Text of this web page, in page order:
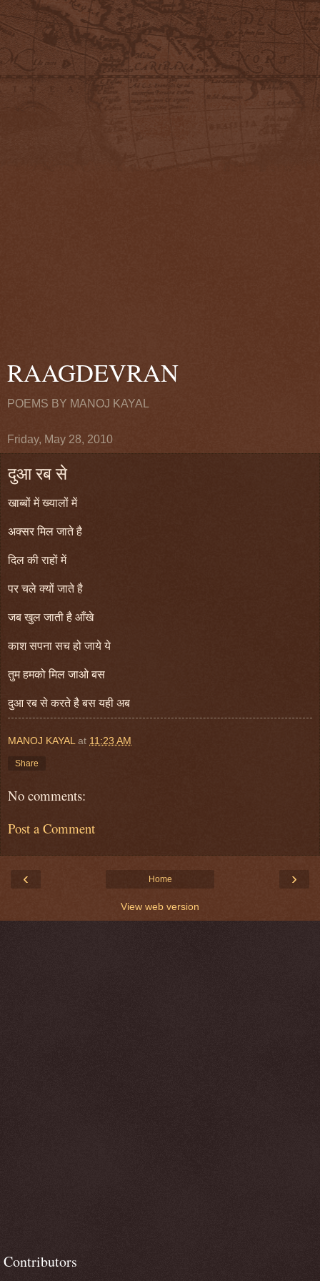
RAAGDEVRAN
POEMS BY MANOJ KAYAL
Friday, May 28, 2010
दुआ रब से
खाब्बों में ख्यालों में
अक्सर मिल जाते है
दिल की राहों में
पर चले क्यों जाते है
जब खुल जाती है आँखे
काश सपना सच हो जाये ये
तुम हमको मिल जाओ बस
दुआ रब से करते है बस यही अब
MANOJ KAYAL at 11:23 AM
Share
No comments:
Post a Comment
‹ ›
Home
View web version
Contributors